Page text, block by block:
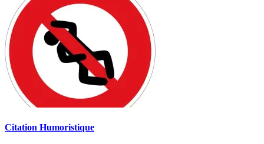
Citation Humoristique